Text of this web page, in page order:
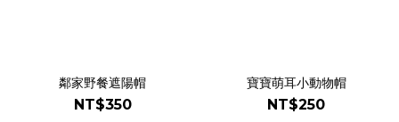
鄰家野餐遮陽帽
NT$350
寶寶萌耳小動物帽
NT$250